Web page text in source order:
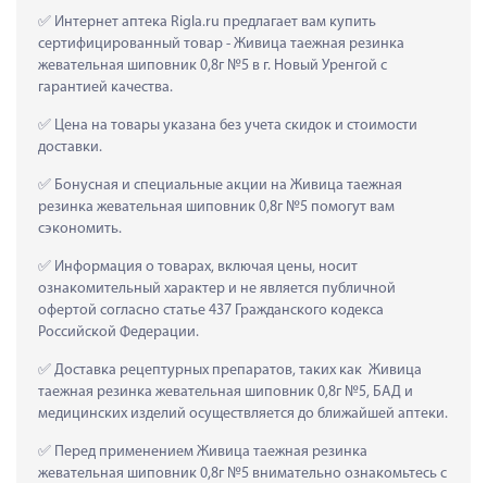
Интернет аптека Rigla.ru предлагает вам купить
сертифицированный товар - Живица таежная резинка
жевательная шиповник 0,8г №5 в г. Новый Уренгой с
гарантией качества.
Цена на товары указана без учета скидок и стоимости
доставки.
Бонусная и специальные акции на Живица таежная
резинка жевательная шиповник 0,8г №5 помогут вам
сэкономить.
Информация о товарах, включая цены, носит
ознакомительный характер и не является публичной
офертой согласно статье 437 Гражданского кодекса
Российской Федерации.
Доставка рецептурных препаратов, таких как  Живица
таежная резинка жевательная шиповник 0,8г №5, БАД и
медицинских изделий осуществляется до ближайшей аптеки.
Перед применением Живица таежная резинка
жевательная шиповник 0,8г №5 внимательно ознакомьтесь с